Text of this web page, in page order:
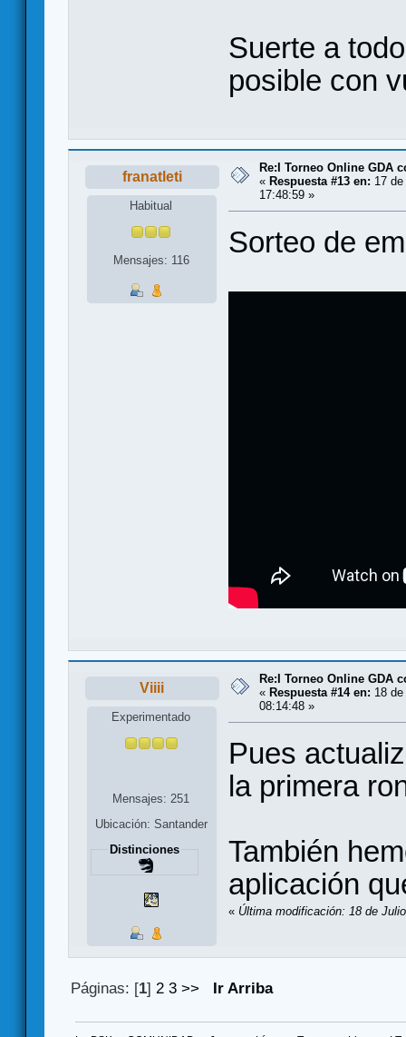
Suerte a
posible con
franatleti
Habitual
Mensajes: 116
Re:I Torneo Online GDA
« Respuesta #13 en: 17
17:48:59 »
Sorteo de
Viiii
Experimentado
Mensajes: 251
Ubicación: Santander
Distinciones
Re:I Torneo Online GDA
« Respuesta #14 en: 18
08:14:48 »
Pues
la primera
También
aplicación
« Última modificación: 18 de
Páginas: [1] 2 3 >> Ir Arriba